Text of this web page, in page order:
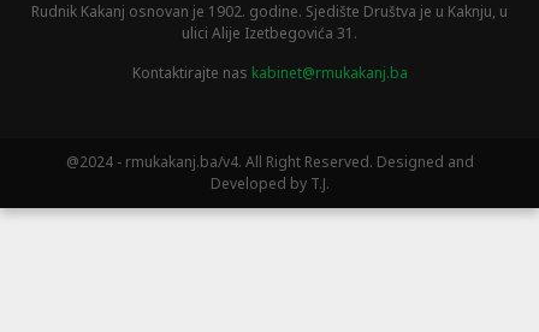
Rudnik Kakanj osnovan je 1902. godine. Sjedište Društva je u Kaknju, u
ulici Alije Izetbegovića 31.
Kontaktirajte nas kabinet@rmukakanj.ba
@2024 - rmukakanj.ba/v4. All Right Reserved. Designed and
Developed by T.J.